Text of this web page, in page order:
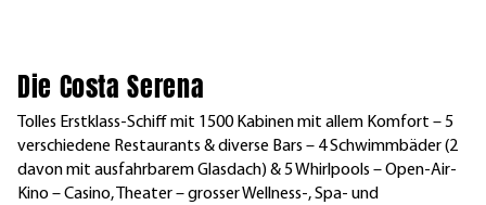
Die Costa Serena
Tolles Erstklass-Schiff mit 1500 Kabinen mit allem Komfort – 5
verschiedene Restaurants & diverse Bars – 4 Schwimmbäder (2
davon mit ausfahrbarem Glasdach) & 5 Whirlpools – Open-Air-
Kino – Casino, Theater – grosser Wellness-, Spa- und